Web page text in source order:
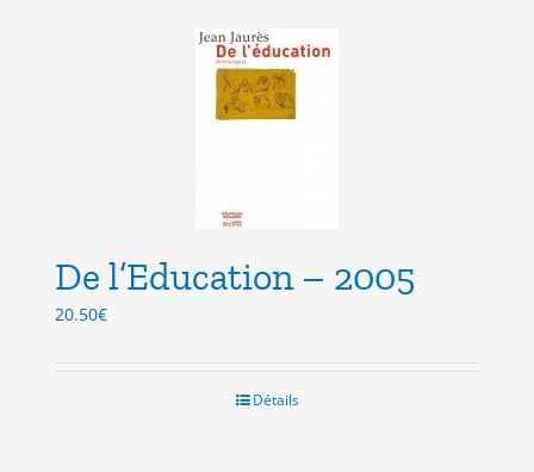
De l’Education – 2005
20.50€
Détails